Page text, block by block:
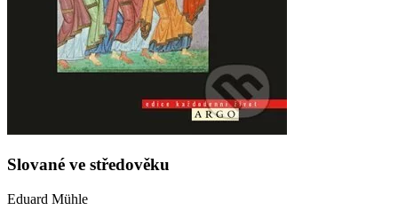
Slované ve středověku
Eduard Mühle